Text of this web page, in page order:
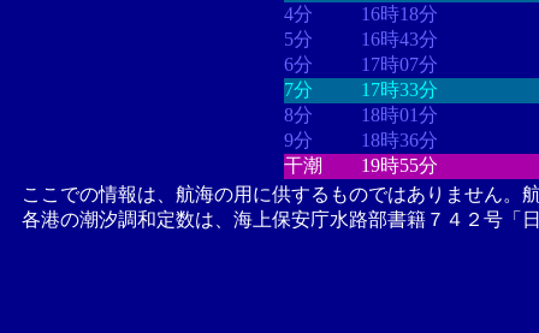
4分
16時18分
5分
16時43分
6分
17時07分
7分
17時33分
8分
18時01分
9分
18時36分
干潮
19時55分
ここでの情報は、航海の用に供するものではありません。
各港の潮汐調和定数は、海上保安庁水路部書籍７４２号「